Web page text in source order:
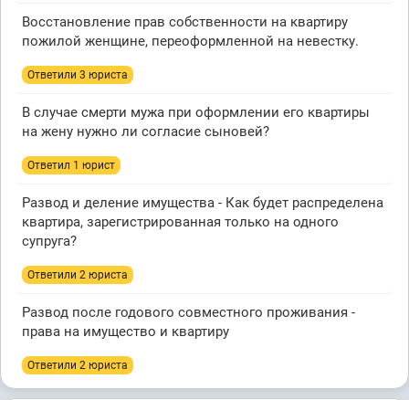
Восстановление прав собственности на квартиру
пожилой женщине, переоформленной на невестку.
Ответили 3 юристa
В случае смерти мужа при оформлении его квартиры
на жену нужно ли согласие сыновей?
Ответил 1 юрист
Развод и деление имущества - Как будет распределена
квартира, зарегистрированная только на одного
супруга?
Ответили 2 юристa
Развод после годового совместного проживания -
права на имущество и квартиру
Ответили 2 юристa